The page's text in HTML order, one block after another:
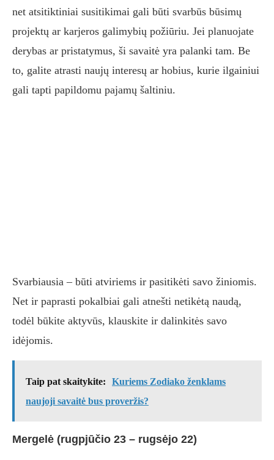
net atsitiktiniai susitikimai gali būti svarbūs būsimų
projektų ar karjeros galimybių požiūriu. Jei planuojate
derybas ar pristatymus, ši savaitė yra palanki tam. Be
to, galite atrasti naujų interesų ar hobius, kurie ilgainiui
gali tapti papildomu pajamų šaltiniu.
Svarbiausia – būti atviriems ir pasitikėti savo žiniomis.
Net ir paprasti pokalbiai gali atnešti netikėtą naudą,
todėl būkite aktyvūs, klauskite ir dalinkitės savo
idėjomis.
Taip pat skaitykite:
Kuriems Zodiako ženklams
naujoji savaitė bus proveržis?
Mergelė (rugpjūčio 23 – rugsėjo 22)